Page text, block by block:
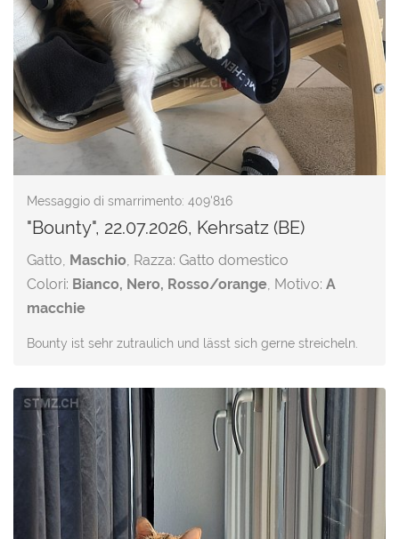
Messaggio di smarrimento: 409'816
"Bounty", 22.07.2026, Kehrsatz (BE)
Gatto, Maschio, Razza: Gatto domestico
Colori: Bianco, Nero, Rosso/orange, Motivo: A
macchie
Bounty ist sehr zutraulich und lässt sich gerne streicheln.